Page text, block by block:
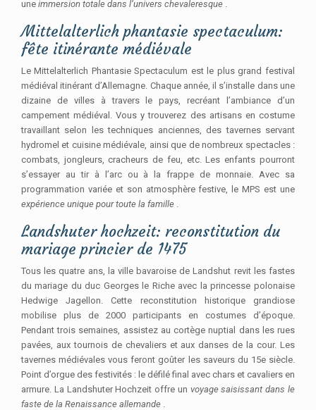
une immersion totale dans l’univers chevaleresque .
Mittelalterlich phantasie spectaculum:
fête itinérante médiévale
Le Mittelalterlich Phantasie Spectaculum est le plus grand festival
médiéval itinérant d’Allemagne. Chaque année, il s’installe dans une
dizaine de villes à travers le pays, recréant l’ambiance d’un
campement médiéval. Vous y trouverez des artisans en costume
travaillant selon les techniques anciennes, des tavernes servant
hydromel et cuisine médiévale, ainsi que de nombreux spectacles :
combats, jongleurs, cracheurs de feu, etc. Les enfants pourront
s’essayer au tir à l’arc ou à la frappe de monnaie. Avec sa
programmation variée et son atmosphère festive, le MPS est une
expérience unique pour toute la famille .
Landshuter hochzeit: reconstitution du
mariage princier de 1475
Tous les quatre ans, la ville bavaroise de Landshut revit les fastes
du mariage du duc Georges le Riche avec la princesse polonaise
Hedwige Jagellon. Cette reconstitution historique grandiose
mobilise plus de 2000 participants en costumes d’époque.
Pendant trois semaines, assistez au cortège nuptial dans les rues
pavées, aux tournois de chevaliers et aux danses de la cour. Les
tavernes médiévales vous feront goûter les saveurs du 15e siècle.
Point d’orgue des festivités : le défilé final avec chars et cavaliers en
armure. La Landshuter Hochzeit offre un voyage saisissant dans le
faste de la Renaissance allemande .